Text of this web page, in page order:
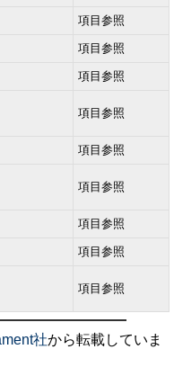
項目参照
項目参照
項目参照
項目参照
項目参照
項目参照
項目参照
項目参照
項目参照
社から転載していま